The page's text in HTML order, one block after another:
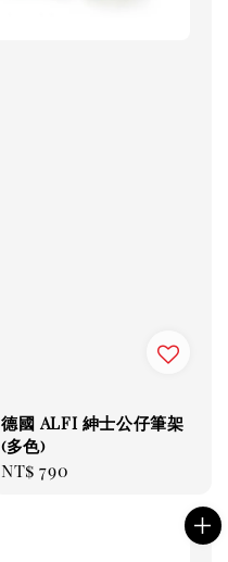
德國 ALFI 紳士公仔筆架
(多色)
Regular
NT$ 790